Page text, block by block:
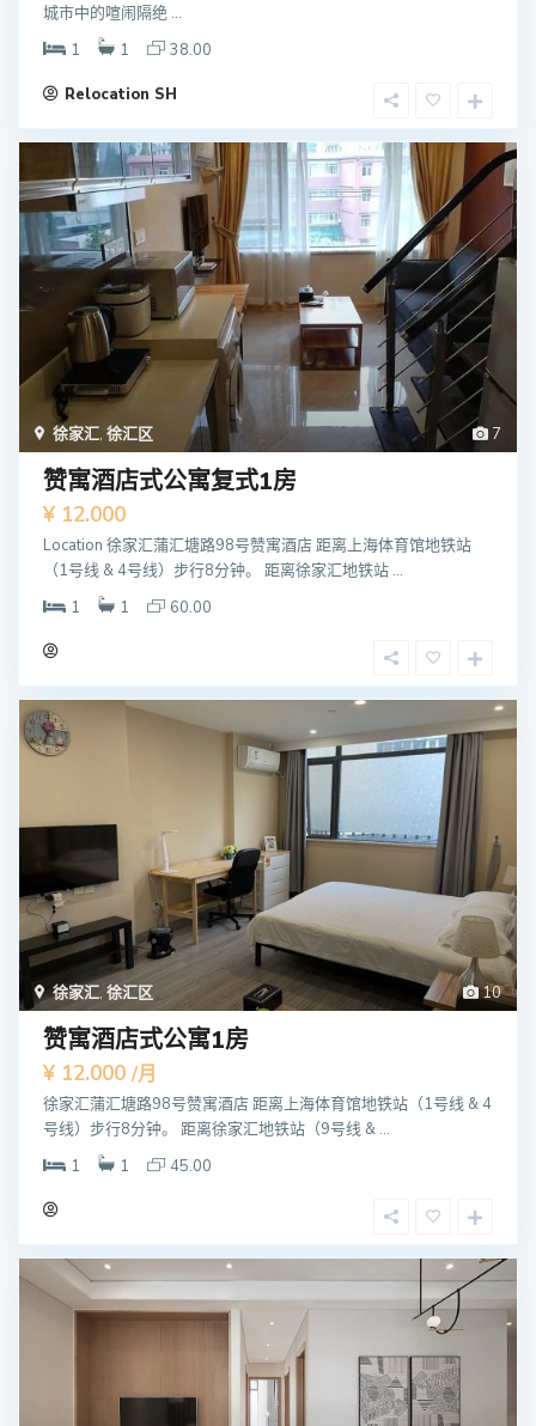
城市中的喧闹隔绝 ...
1
1 38.00
Relocation SH
7
徐家汇, 徐汇区
赞寓酒店式公寓复式1房
¥ 12.000
Location 徐家汇蒲汇塘路98号赞寓酒店 距离上海体育馆地铁站
（1号线 & 4号线）步行8分钟。 距离徐家汇地铁站 ...
1
1 60.00
10
徐家汇, 徐汇区
赞寓酒店式公寓1房
¥ 12.000 /月
徐家汇蒲汇塘路98号赞寓酒店 距离上海体育馆地铁站（1号线 & 4
号线）步行8分钟。 距离徐家汇地铁站（9号线 & ...
1
1 45.00